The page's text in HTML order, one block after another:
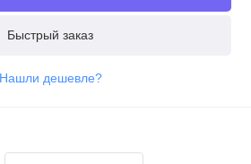
Быстрый заказ
Нашли дешевле?